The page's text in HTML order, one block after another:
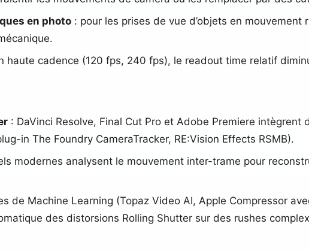
en photo: pour les prises de vue d’objets en mouvement
haute cadence (120 fps, 240 fps), le readout time relatif
: DaVinci Resolve, Final Cut Pro et Adobe Premiere intègrent
in The Foundry CameraTracker, RE:Vision Effects RSMB).
modernes analysent le mouvement inter-trame pour
de Machine Learning (Topaz Video AI, Apple Compressor
des distorsions Rolling Shutter sur des rushes